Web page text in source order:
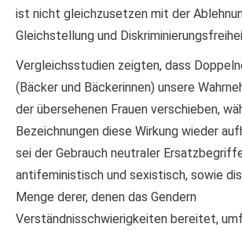
ist nicht gleichzusetzen mit der
Gleichstellung und
Vergleichsstudien zeigten, dass
(Bäcker und Bäckerinnen) unsere
der übersehenen Frauen verschieben,
Bezeichnungen diese Wirkung wieder
sei der Gebrauch neutraler
antifeministisch und sexistisch, sowie
Menge derer, denen das Gendern
Verständnisschwierigkeiten bereitet,